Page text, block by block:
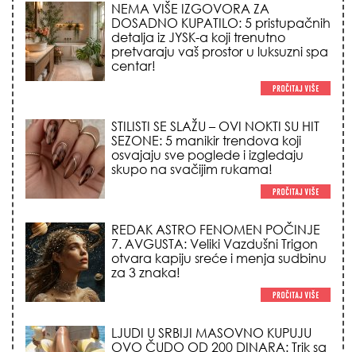
NEMA VIŠE IZGOVORA ZA
DOSADNO KUPATILO: 5 pristupačnih
detalja iz JYSK-a koji trenutno
pretvaraju vaš prostor u luksuzni spa
centar!
STILISTI SE SLAŽU – OVI NOKTI SU HIT
SEZONE: 5 manikir trendova koji
osvajaju sve poglede i izgledaju
skupo na svačijim rukama!
REDAK ASTRO FENOMEN POČINJE
7. AVGUSTA: Veliki Vazdušni Trigon
otvara kapiju sreće i menja sudbinu
za 3 znaka!
LJUDI U SRBIJI MASOVNO KUPUJU
OVO ČUDO OD 200 DINARA: Trik sa